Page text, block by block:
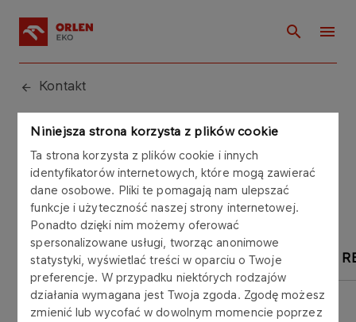
Niniejsza strona korzysta z plików cookie
Ta strona korzysta z plików cookie i innych
identyfikatorów internetowych, które mogą zawierać
dane osobowe. Pliki te pomagają nam ulepszać
funkcje i użyteczność naszej strony internetowej.
Ponadto dzięki nim możemy oferować
spersonalizowane usługi, tworząc anonimowe
statystyki, wyświetlać treści w oparciu o Twoje
preferencje. W przypadku niektórych rodzajów
działania wymagana jest Twoja zgoda. Zgodę możesz
zmienić lub wycofać w dowolnym momencie poprzez
Kontakt
Kontakt
SEKRETARIAT MARKETING ZESPOŁY